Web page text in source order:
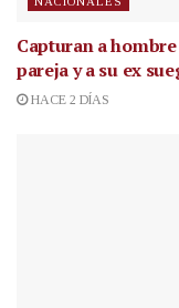
Capturan a
pareja y a su ex
HACE 2 DÍAS